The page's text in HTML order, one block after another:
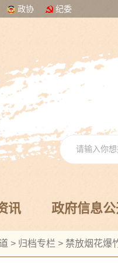
政协 纪委
讯 政府信息
> 归档专栏 > 禁放烟花爆